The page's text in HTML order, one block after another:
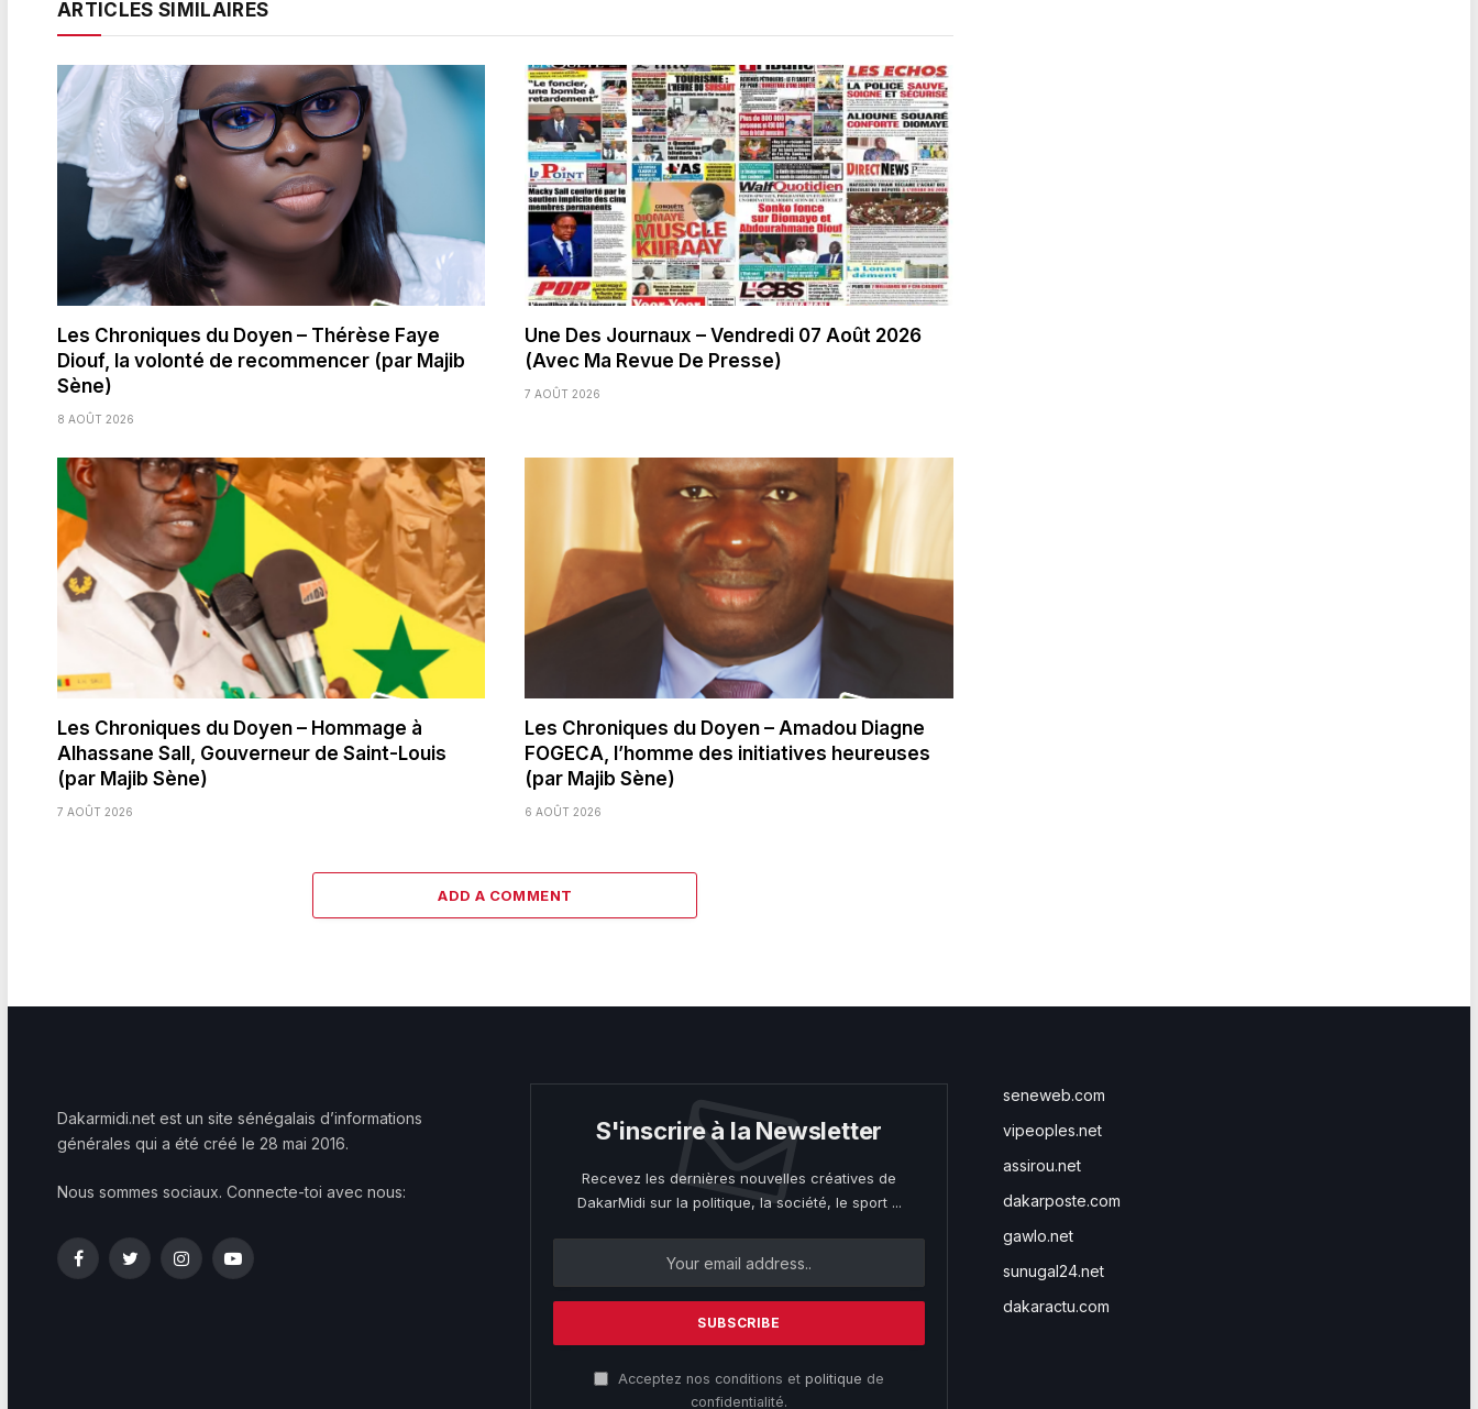
ARTICLES SIMILAIRES
Les Chroniques du Doyen – Thérèse Faye
Diouf, la volonté de recommencer (par Majib
Sène)
8 AOÛT 2026
Une Des Journaux – Vendredi 07 Août 2026
(Avec Ma Revue De Presse)
7 AOÛT 2026
Les Chroniques du Doyen – Hommage à
Alhassane Sall, Gouverneur de Saint-Louis
(par Majib Sène)
7 AOÛT 2026
Les Chroniques du Doyen – Amadou Diagne
FOGECA, l’homme des initiatives heureuses
(par Majib Sène)
6 AOÛT 2026
ADD A COMMENT
Dakarmidi.net est un site sénégalais d’informations
générales qui a été créé le 28 mai 2016.
Nous sommes sociaux. Connecte-toi avec nous:
FacebookTwitterInstagramYouTube
S'inscrire à la Newsletter
Recevez les dernières nouvelles créatives de
DakarMidi sur la politique, la société, le sport ...
Acceptez nos conditions et politique de
confidentialité.
seneweb.com
vipeoples.net
assirou.net
dakarposte.com
gawlo.net
sunugal24.net
dakaractu.com